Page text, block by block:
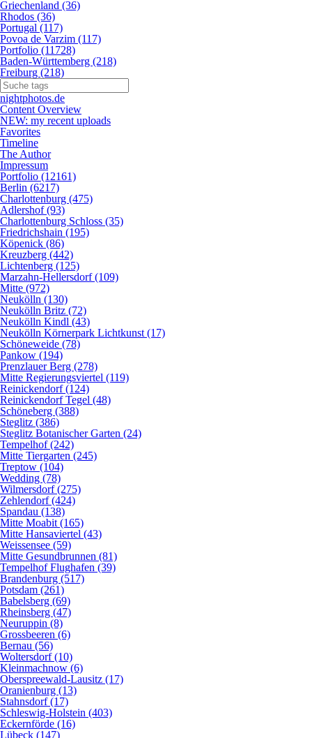
Griechenland (36)
Rhodos (36)
Portugal (117)
Povoa de Varzim (117)
Portfolio (11728)
Baden-Württemberg (218)
Freiburg (218)
nightphotos.de
Content Overview
NEW: my recent uploads
Favorites
Timeline
The Author
Impressum
Portfolio (12161)
Berlin (6217)
Charlottenburg (475)
Adlershof (93)
Charlottenburg Schloss (35)
Friedrichshain (195)
Köpenick (86)
Kreuzberg (442)
Lichtenberg (125)
Marzahn-Hellersdorf (109)
Mitte (972)
Neukölln (130)
Neukölln Britz (72)
Neukölln Kindl (43)
Neukölln Körnerpark Lichtkunst (17)
Schöneweide (78)
Pankow (194)
Prenzlauer Berg (278)
Mitte Regierungsviertel (119)
Reinickendorf (124)
Reinickendorf Tegel (48)
Schöneberg (388)
Steglitz (386)
Steglitz Botanischer Garten (24)
Tempelhof (242)
Mitte Tiergarten (245)
Treptow (104)
Wedding (78)
Wilmersdorf (275)
Zehlendorf (424)
Spandau (138)
Mitte Moabit (165)
Mitte Hansaviertel (43)
Weissensee (59)
Mitte Gesundbrunnen (81)
Tempelhof Flughafen (39)
Brandenburg (517)
Potsdam (261)
Babelsberg (69)
Rheinsberg (47)
Neuruppin (8)
Grossbeeren (6)
Bernau (56)
Woltersdorf (10)
Kleinmachnow (6)
Oberspreewald-Lausitz (17)
Oranienburg (13)
Stahnsdorf (17)
Schleswig-Holstein (403)
Eckernförde (16)
Lübeck (147)